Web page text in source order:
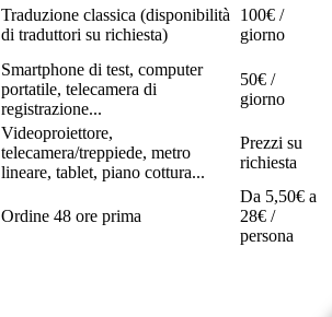
Traduzione classica (disponibilità
di traduttori su richiesta)
100€ /
giorno
Smartphone di test, computer
portatile, telecamera di
registrazione...
50€ /
giorno
Videoproiettore,
telecamera/treppiede, metro
lineare, tablet, piano cottura...
Prezzi su
richiesta
Ordine 48 ore prima
Da 5,50€ a
28€ /
persona